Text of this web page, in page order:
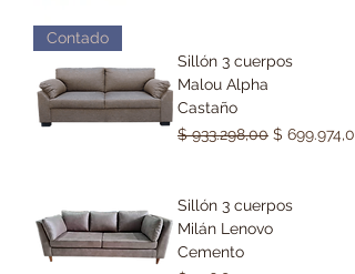
Contado
Sillón 3 cuerpos
Malou Alpha
Castaño
Precio
$ 933.298,00 Precio de
$ 699.974,00
Sillón 3 cuerpos
Milán Lenovo
Cemento